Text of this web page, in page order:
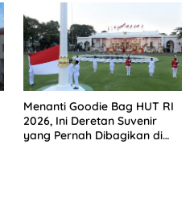
Menanti Goodie Bag HUT RI
2026, Ini Deretan Suvenir
yang Pernah Dibagikan di